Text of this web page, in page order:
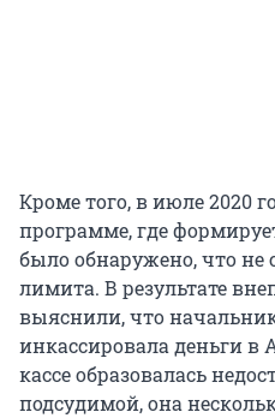
Кроме того, в июле 2020
программе, где
было обнаружено, что не
лимита. В результате
выяснили, что
инкассировала деньги в
кассе образовалась
подсудимой, она